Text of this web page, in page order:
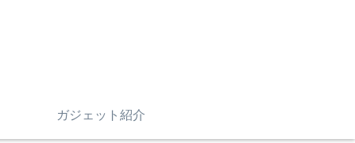
ガジェット紹介